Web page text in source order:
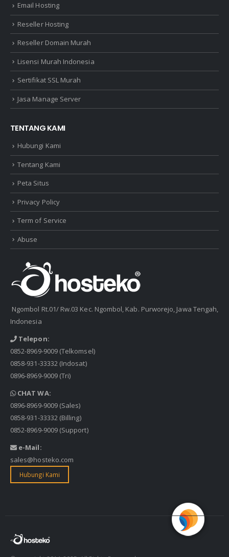
Email Hosting
Reseller Hosting
Reseller Domain Murah
Lisensi Murah Indonesia
Sertifikat SSL Murah
Jasa Manage Server
TENTANG KAMI
Hubungi Kami
Tentang Kami
Peta Situs
Privacy Policy
Term of Service
Abuse
Ngombol Rt.01/ Rw.03 Kec. Ngombol, Kab. Purworejo, Jawa Tengah,
Indonesia
Telepon:
0852-8969-9009(Telkomsel)
0858-931-33332(Indosat)
0896-8969-9009(Tri)
CHAT WA:
0896-8969-9009(Sales)
0858-931-33332(Billing)
0852-8969-9009(Support)
e-Mail:
sales@hosteko.com
Hubungi Kami